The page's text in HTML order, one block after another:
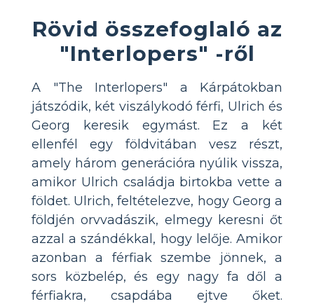
Rövid összefoglaló az
"Interlopers" -ről
A "The Interlopers" a Kárpátokban
játszódik, két viszálykodó férfi, Ulrich és
Georg keresik egymást. Ez a két
ellenfél egy földvitában vesz részt,
amely három generációra nyúlik vissza,
amikor Ulrich családja birtokba vette a
földet. Ulrich, feltételezve, hogy Georg a
földjén orvvadászik, elmegy keresni őt
azzal a szándékkal, hogy lelője. Amikor
azonban a férfiak szembe jönnek, a
sors közbelép, és egy nagy fa dől a
férfiakra, csapdába ejtve őket.